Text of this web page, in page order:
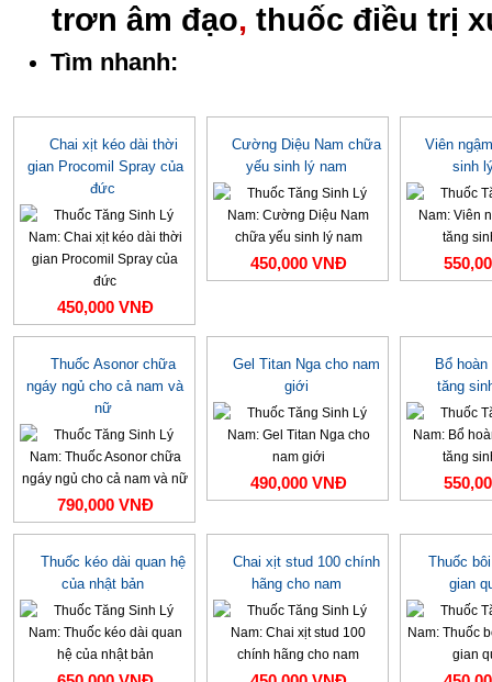
trơn âm đạo, thuốc điều trị
Tìm nhanh:
Chai xịt kéo dài thời
gian Procomil Spray của
đức
450,000 VNĐ
Cường Diệu Nam chữa
yếu sinh lý nam
450,000 VNĐ
Viên
sinh
Thuốc Asonor chữa
ngáy ngủ cho cả nam và
nữ
790,000 VNĐ
Gel Titan Nga cho nam
giới
490,000 VNĐ
Bổ
tăng
Thuốc kéo dài quan hệ
của nhật bản
Chai xịt stud 100 chính
hãng cho nam
Thuốc
gian